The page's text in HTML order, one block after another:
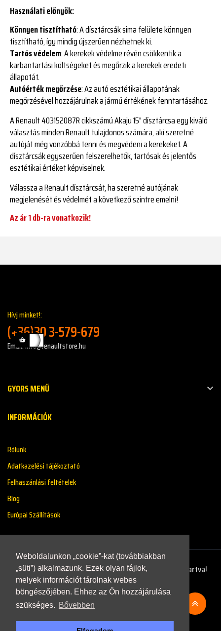
Weboldalunkon „cookie”-kat (továbbiakban
„süti”) alkalmazunk. Ezek olyan fájlok,
melyek információt tárolnak webes
böngészőjében. Ehhez az Ön hozzájárulása
szükséges. Bővebben
Használati előnyök:
Könnyen tisztítható: A dísztárcsák sima felülete könnyen
tisztítható, így mindig újszerűen nézhetnek ki.
Tartós védelem: A kerekek védelme révén csökkentik a
karbantartási költségeket és megőrzik a kerekek eredeti
állapotát.
Autóérték megőrzése: Az autó esztétikai állapotának
megőrzésével hozzájárulnak a jármű értékének fenntartásához.
A Renault 403152087R cikkszámú Akaju 15" dísztárcsa egy kiváló
választás minden Renault tulajdonos számára, aki szeretné
autóját még vonzóbbá tenni és megvédeni a kerekeket. A
dísztárcsák egyszerűen felszerelhetők, tartósak és jelentős
esztétikai értéket képviselnek.
Válassza a Renault dísztárcsát, ha szeretné autójának
megjelenését és védelmét a következő szintre emelni!
Az ár 1 db-ra vonatkozik!
Hívj minket!:
(+36)30 3-579-679
Email: info@renaultstore.hu
GYORS MENŰ 
INFORMÁCIÓK
Rólunk
Adatkazelési tájékoztató
Felhaszánlási feltételek
Blog
Európai Szállítások
Copyright © 2021 - Renaultstore.hu - Minden Jog Fenntartva!